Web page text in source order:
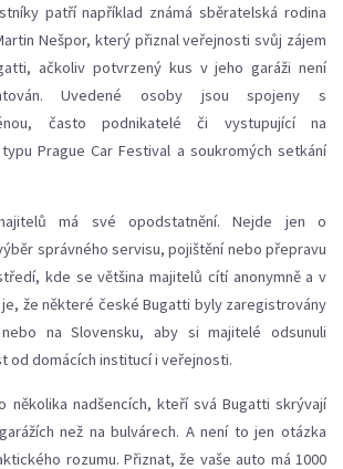
patří například známá sběratelská rodina
Nešpor, který přiznal veřejnosti svůj zájem
ačkoliv potvrzený kus v jeho garáži není
Uvedené osoby jsou spojeny s
často podnikatelé či vystupující na
Prague Car Festival a soukromých setkání
má své opodstatnění. Nejde jen o
správného servisu, pojištění nebo přepravu
kde se většina majitelů cítí anonymně a v
že některé české Bugatti byly zaregistrovány
na Slovensku, aby si majitelé odsunuli
od domácích institucí i veřejnosti.
několika nadšencích, kteří svá Bugatti skrývají
než na bulvárech. A není to jen otázka
rozumu. Přiznat, že vaše auto má 1000